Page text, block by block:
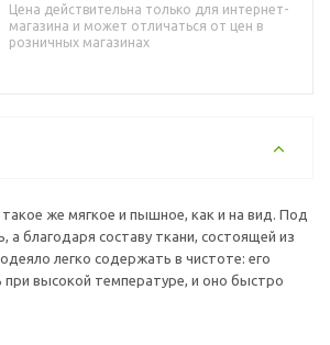
Цена действительна только для интернет-
магазина и может отличаться от цен в
розничных магазинах
же мягкое и пышное, как и на вид. Под
благодаря составу ткани, состоящей из
легко содержать в чистоте: его
высокой температуре, и оно быстро